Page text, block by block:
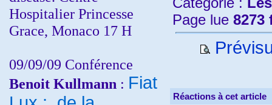
Hospitalier Princesse
Grace, Monaco 17 H
09/09/09 Conférence
Benoit Kullmann : Fiat
Page lue 8273
Réactions à cet article